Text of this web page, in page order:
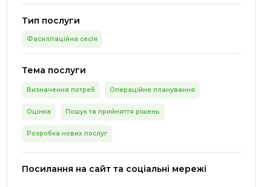
Тип послуги
Фасилітаційна сесія
Тема послуги
Визначення потреб Операційне планування
Оцінка Пошук та прийняття рішень
Розробка нових послуг
Посилання на сайт та соціальні мережі